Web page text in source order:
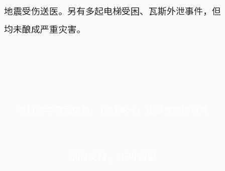
地震受伤送医。另有多起电梯受困、瓦斯外泄事件，但
均未酿成严重灾害。